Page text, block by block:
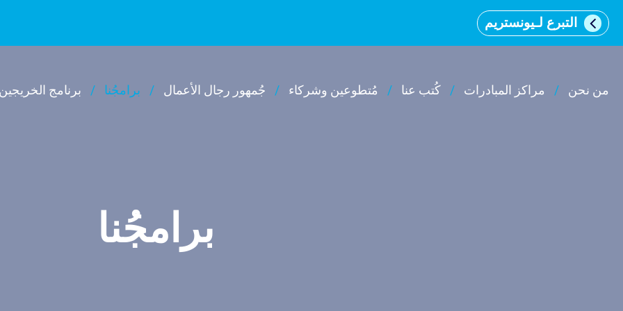
التبرع لـيونستريم
من نحن مراكز المبادرات كُتب عنا مُتطوعين وشركاء جُمهور رجال الأعمال برامجُنا برنامج
برامجُنا